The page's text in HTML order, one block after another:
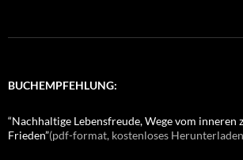
BUCHEMPFEHLUNG:
“Nachhaltige Lebensfreude, Wege vom inneren
Frieden”(pdf-format, kostenloses